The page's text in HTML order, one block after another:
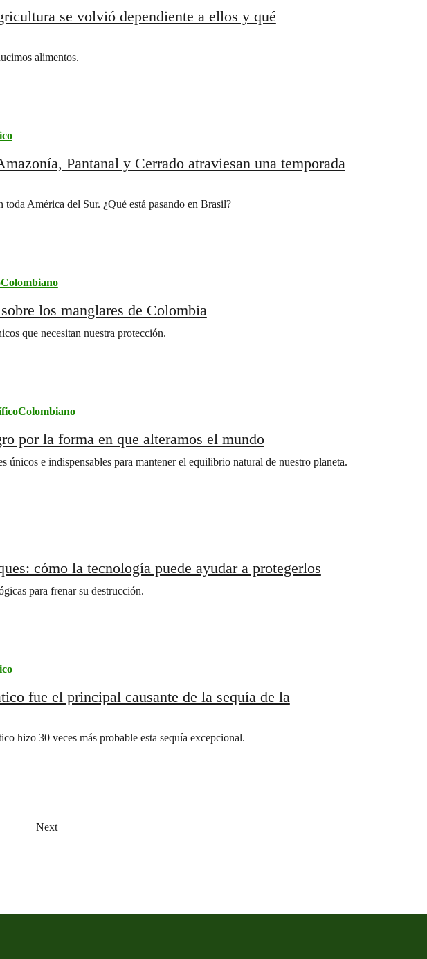
se volvió dependiente a ellos y qué
alimentos.
Pantanal y Cerrado atraviesan una temporada
América del Sur. ¿Qué está pasando en Brasil?
los manglares de Colombia
que necesitan nuestra protección.
por la forma en que alteramos el mundo
únicos e indispensables para mantener el equilibrio natural de nuestro planeta.
cómo la tecnología puede ayudar a protegerlos
para frenar su destrucción.
fue el principal causante de la sequía de la
hizo 30 veces más probable esta sequía excepcional.
Next